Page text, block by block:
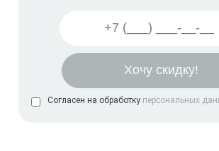
Согласен на обработку персональных